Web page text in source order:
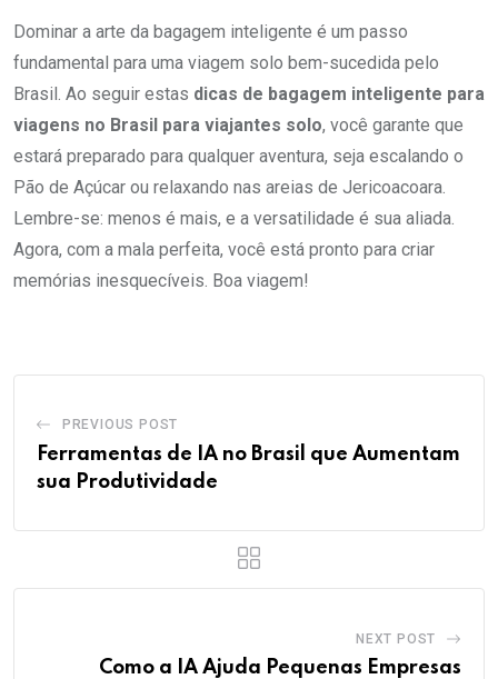
Dominar a arte da bagagem inteligente é um passo
fundamental para uma viagem solo bem-sucedida pelo
Brasil. Ao seguir estas dicas de bagagem inteligente para
viagens no Brasil para viajantes solo, você garante que
estará preparado para qualquer aventura, seja escalando o
Pão de Açúcar ou relaxando nas areias de Jericoacoara.
Lembre-se: menos é mais, e a versatilidade é sua aliada.
Agora, com a mala perfeita, você está pronto para criar
memórias inesquecíveis. Boa viagem!
PREVIOUS POST
Ferramentas de IA no Brasil que Aumentam
sua Produtividade
NEXT POST
Como a IA Ajuda Pequenas Empresas